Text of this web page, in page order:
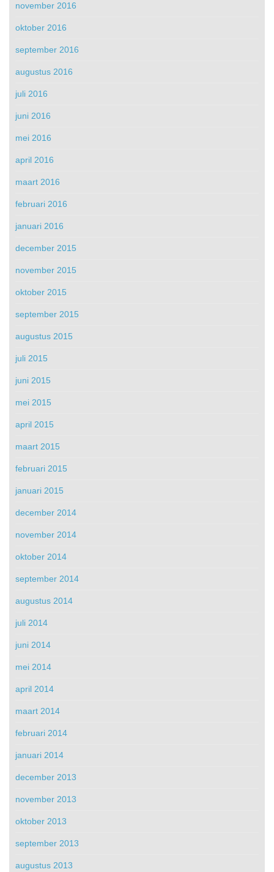
november 2016
oktober 2016
september 2016
augustus 2016
juli 2016
juni 2016
mei 2016
april 2016
maart 2016
februari 2016
januari 2016
december 2015
november 2015
oktober 2015
september 2015
augustus 2015
juli 2015
juni 2015
mei 2015
april 2015
maart 2015
februari 2015
januari 2015
december 2014
november 2014
oktober 2014
september 2014
augustus 2014
juli 2014
juni 2014
mei 2014
april 2014
maart 2014
februari 2014
januari 2014
december 2013
november 2013
oktober 2013
september 2013
augustus 2013